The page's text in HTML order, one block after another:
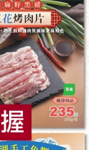
食安 共同購買